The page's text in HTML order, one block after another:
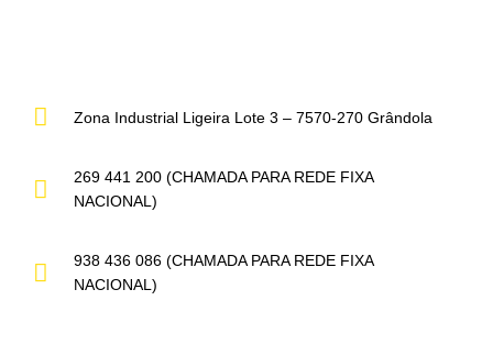
Zona Industrial Ligeira Lote 3 – 7570-270 Grândola
269 441 200 (CHAMADA PARA REDE FIXA
NACIONAL)
938 436 086 (CHAMADA PARA REDE FIXA
NACIONAL)